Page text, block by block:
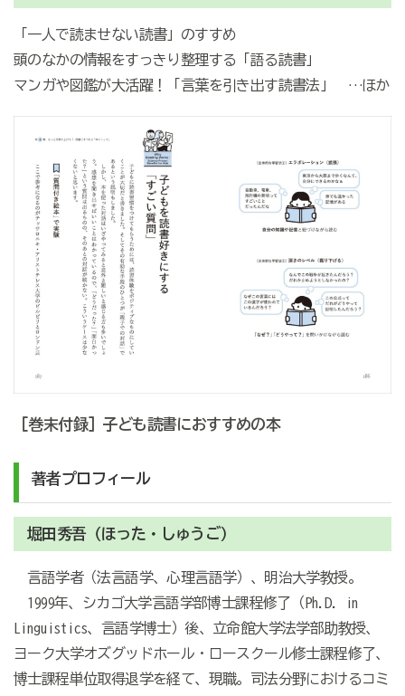
「一人で読ませない読書」のすすめ
頭のなかの情報をすっきり整理する「語る読書」
マンガや図鑑が大活躍！「言葉を引き出す読書法」 …ほか
［巻末付録］子ども読書におすすめの本
著者プロフィール
堀田秀吾（ほった・しゅうご）
言語学者（法言語学、心理言語学）、明治大学教授。
1999年、シカゴ大学言語学部博士課程修了（Ph.D. in
Linguistics、言語学博士）後、立命館大学法学部助教授、
ヨーク大学オズグッドホール・ロースクール修士課程修了、
博士課程単位取得退学を経て、現職。司法分野におけるコミ